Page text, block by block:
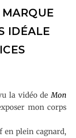
IDÉALE
la vidéo deMon
mon corps
en plein cagnard,